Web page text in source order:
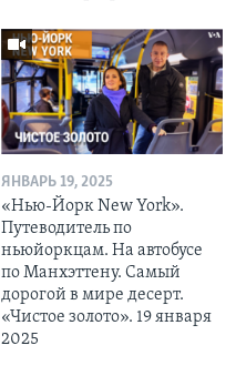
ЯНВАРЬ 19, 2025
«Нью-Йорк New York».
Путеводитель по
ньюйоркцам. На автобусе
по Манхэттену. Самый
дорогой в мире десерт.
«Чистое золото». 19 января
2025